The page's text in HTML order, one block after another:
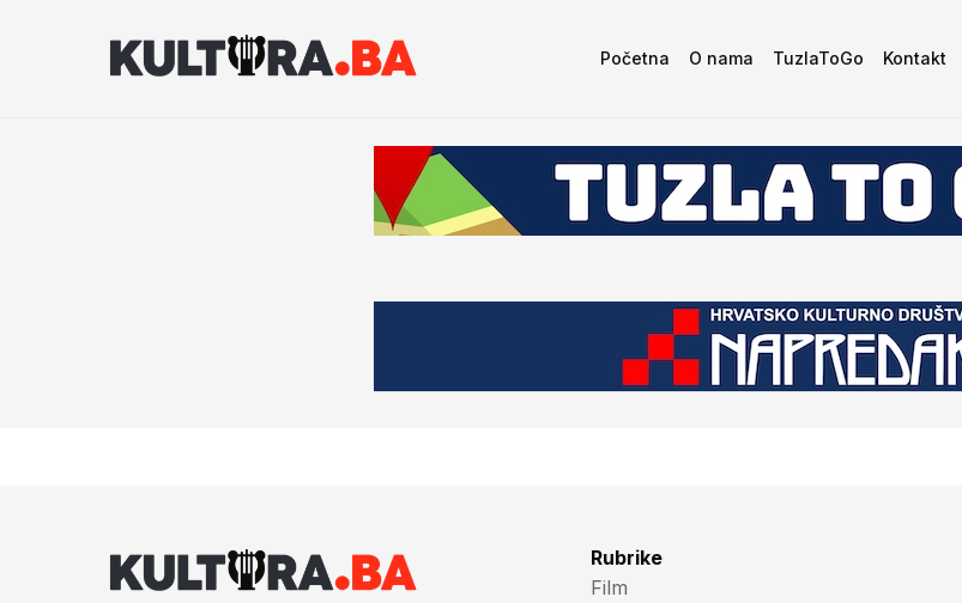
Početna O nama TuzlaToGo Kontakt
Rubrike
Film